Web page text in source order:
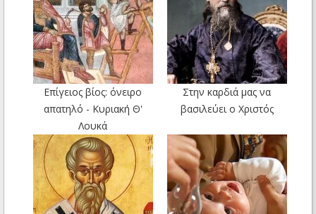
Επίγειος βίος: όνειρο
απατηλό - Κυριακή Θ'
Λουκά
Στην καρδιά μας να
βασιλεύει ο Χριστός